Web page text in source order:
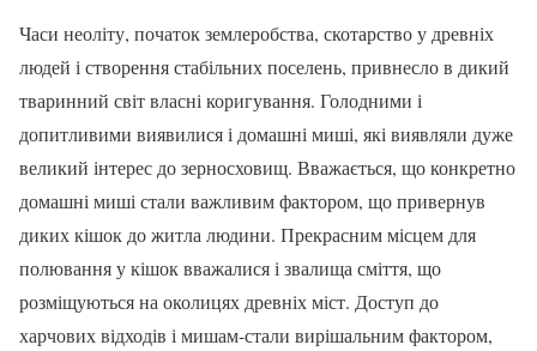
Часи неоліту, початок землеробства, скотарство у древніх
людей і створення стабільних поселень, привнесло в дикий
тваринний світ власні коригування. Голодними і
допитливими виявилися і домашні миші, які виявляли дуже
великий інтерес до зерносховищ. Вважається, що конкретно
домашні миші стали важливим фактором, що привернув
диких кішок до житла людини. Прекрасним місцем для
полювання у кішок вважалися і звалища сміття, що
розміщуються на околицях древніх міст. Доступ до
харчових відходів і мишам-стали вирішальним фактором,